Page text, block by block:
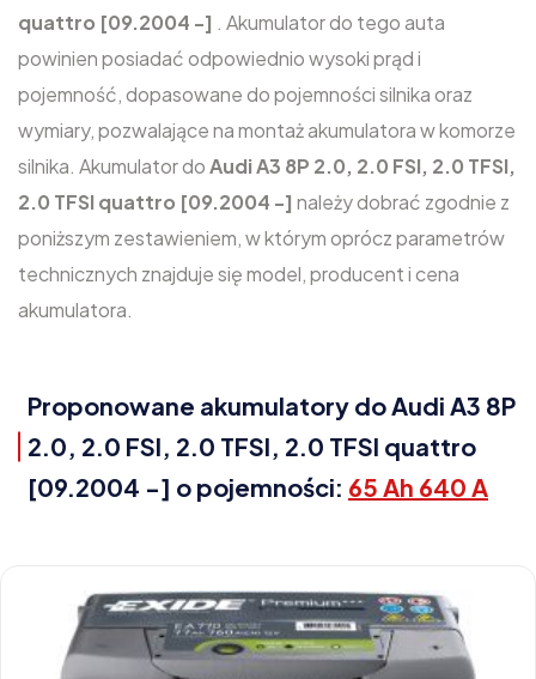
quattro [09.2004 -] . Akumulator do tego auta
powinien posiadać odpowiednio wysoki prąd i
pojemność, dopasowane do pojemności silnika oraz
wymiary, pozwalające na montaż akumulatora w komorze
silnika. Akumulator doAudi A3 8P 2.0, 2.0 FSI, 2.0 TFSI,
2.0 TFSI quattro [09.2004 -] należy dobrać zgodnie z
poniższym zestawieniem, w którym oprócz parametrów
technicznych znajduje się model, producent i cena
akumulatora.
Proponowane akumulatory do Audi A3 8P
2.0, 2.0 FSI, 2.0 TFSI, 2.0 TFSI quattro
[09.2004 -] o pojemności: 65 Ah 640 A